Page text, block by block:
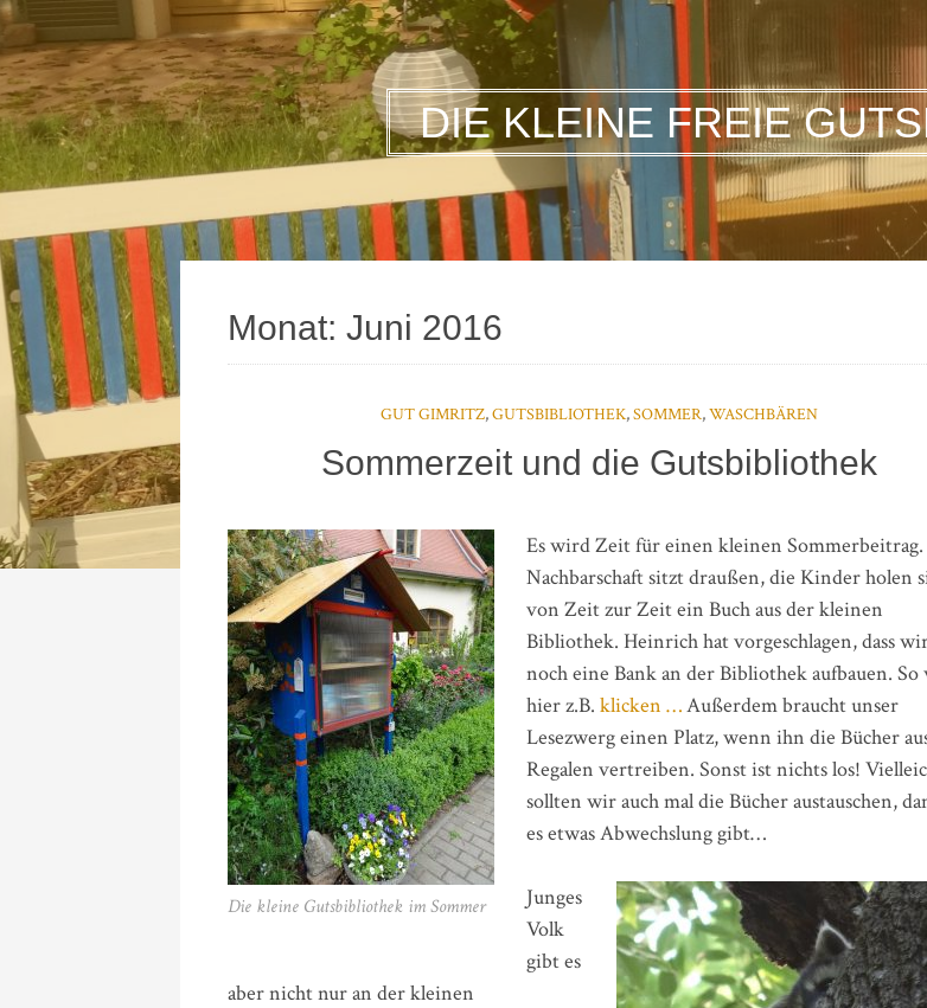
DIE KLEINE FREIE
Monat: Juni 2016
GUT GIMRITZ,GUTSBIBLIOTHEK,SOMMER,WASCHBÄREN
Sommerzeit und die Gutsbibliothek
Die kleine Gutsbibliothek im Sommer
Es wird Zeit für einen kleinen
Nachbarschaft sitzt draußen, die Kinder holen
von Zeit zur Zeit ein Buch aus der kleinen
Bibliothek. Heinrich hat vorgeschlagen, dass
noch eine Bank an der Bibliothek aufbauen. So
hier z.B. klicken …Außerdem braucht unser
Lesezwerg einen Platz, wenn ihn die Bücher
Regalen vertreiben. Sonst ist nichts los!
sollten wir auch mal die Bücher austauschen,
es etwas Abwechslung gibt…
Junges
Volk
gibt es
aber nicht nur an der kleinen